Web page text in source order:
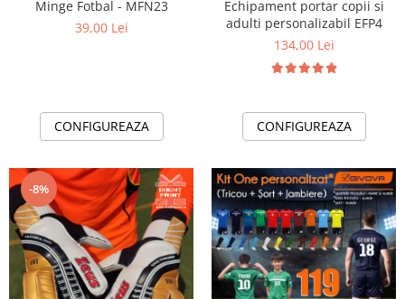
Minge Fotbal - MFN23
39,00 Lei
CONFIGUREAZA
Echipament portar copii si
adulti personalizabil EFP4
134,00 Lei
CONFIGUREAZA
-8%